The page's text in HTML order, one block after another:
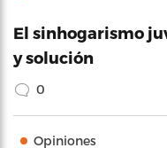
El sinhogarismo
y solución
0
Opiniones